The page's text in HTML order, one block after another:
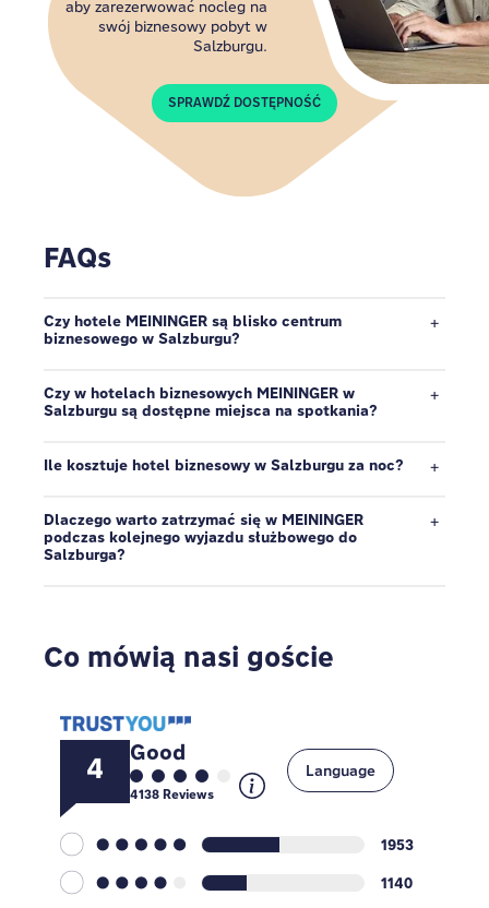
aby zarezerwować nocleg na
swój biznesowy pobyt w
Salzburgu.
SPRAWDŹ DOSTĘPNOŚĆ
FAQs
Czy hotele MEININGER są blisko centrum
biznesowego w Salzburgu?
Czy w hotelach biznesowych MEININGER w
Salzburgu są dostępne miejsca na spotkania?
Ile kosztuje hotel biznesowy w Salzburgu za noc?
Dlaczego warto zatrzymać się w MEININGER
podczas kolejnego wyjazdu służbowego do
Salzburga?
Co mówią nasi goście
4 Good
4138Reviews
1953
1140
Language